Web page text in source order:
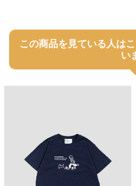
この商品を見ている人は
い